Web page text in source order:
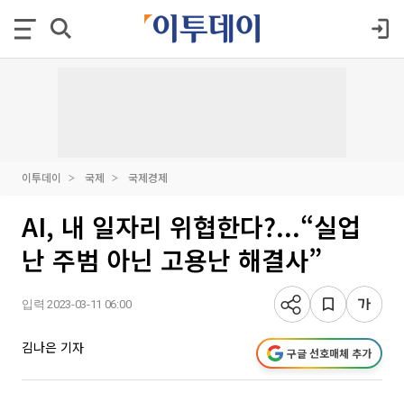
이투데이 국제 국제경제
AI, 내 일자리 위협한다?...“실업
난 주범 아닌 고용난 해결사”
입력 2023-03-11 06:00
김나은 기자 구글 선호매체 추가